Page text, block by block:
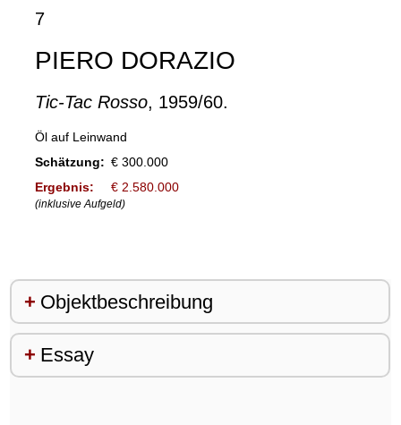
7
PIERO DORAZIO
Tic-Tac Rosso, 1959/60.
Öl auf Leinwand
Schätzung: € 300.000
Ergebnis:
€ 2.580.000
(inklusive Aufgeld)
Objektbeschreibung
Essay